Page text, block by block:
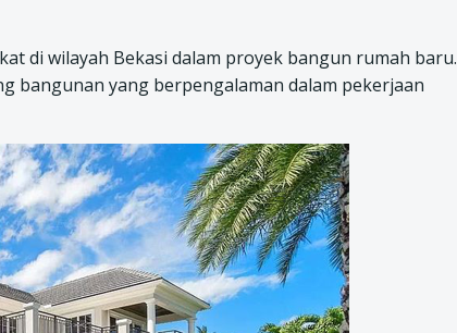
di wilayah Bekasi dalam proyek bangun rumah baru.
bangunan yang berpengalaman dalam pekerjaan